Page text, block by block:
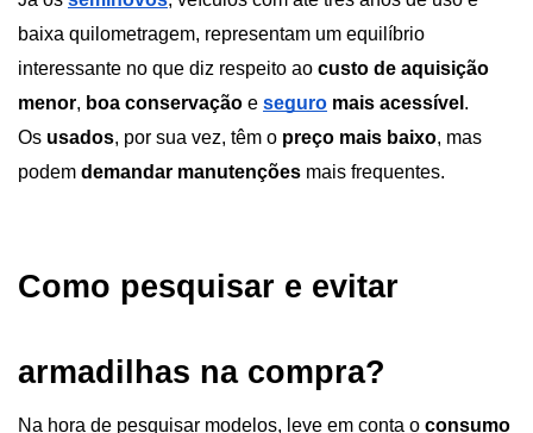
baixa quilometragem, representam um equilíbrio
interessante no que diz respeito ao custo de aquisição
menor, boa conservação e seguro mais acessível .
Os usados, por sua vez, têm o preço mais baixo, mas
podem demandar manutenções mais frequentes.
Como pesquisar e evitar
armadilhas na compra?
Na hora de pesquisar modelos, leve em conta o consumo